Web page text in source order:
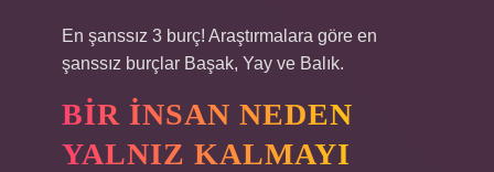
En şanssız 3 burç! Araştırmalara göre en
şanssız burçlar Başak, Yay ve Balık.
BIR INSAN NEDEN
YALNIZ KALMAYI